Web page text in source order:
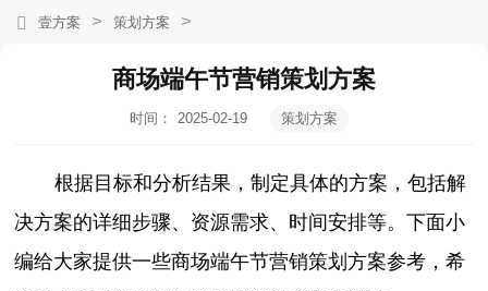
壹方案 > 策划方案 >
商场端午节营销策划方案
时间：
2025-02-19
策划方案
根据目标和分析结果，制定具体的方案，包括解
决方案的详细步骤、资源需求、时间安排等。下面小
编给大家提供一些商场端午节营销策划方案参考，希